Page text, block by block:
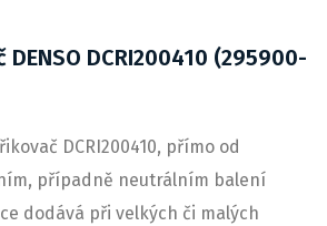
DCRI200410 (295900-
DCRI200410, přímo od
případně neutrálním balení
dodává při velkých či malých